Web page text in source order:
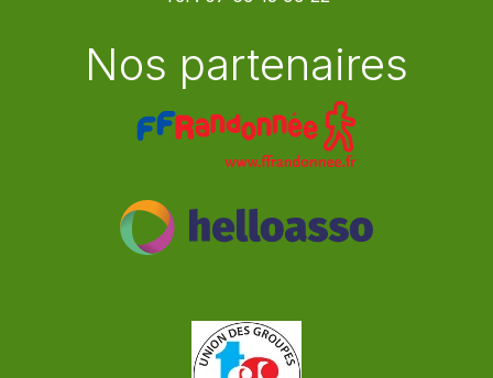
Nos partenaires